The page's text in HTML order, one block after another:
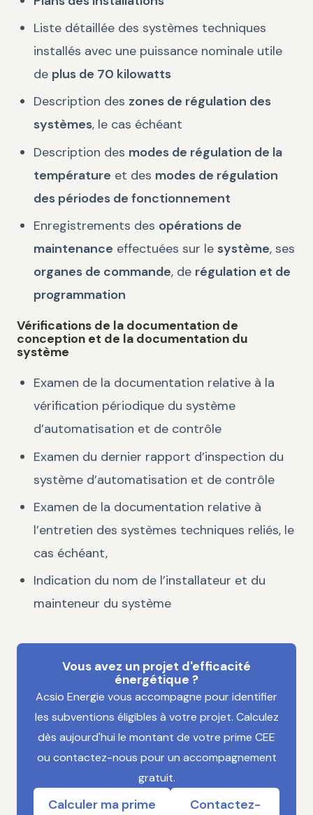
Liste détaillée des systèmes techniques
installés avec une puissance nominale utile
de plus de 70 kilowatts
Description des zones de régulation des
systèmes, le cas échéant
Description des modes de régulation de la
température et des modes de régulation
des périodes de fonctionnement
Enregistrements des opérations de
maintenance effectuées sur le système, ses
organes de commande, de régulation et de
programmation
Vérifications de la documentation de
conception et de la documentation du
système
Examen de la documentation relative à la
vérification périodique du système
d’automatisation et de contrôle
Examen du dernier rapport d’inspection du
système d’automatisation et de contrôle
Examen de la documentation relative à
l’entretien des systèmes techniques reliés, le
cas échéant,
Indication du nom de l’installateur et du
mainteneur du système
Vous avez un projet d'efficacité
énergétique ?
Acsio Energie vous accompagne pour identifier
les subventions éligibles à votre projet. Calculez
dès aujourd'hui le montant de votre prime CEE
ou contactez-nous pour un accompagnement
gratuit.
Calculer ma prime Contactez-